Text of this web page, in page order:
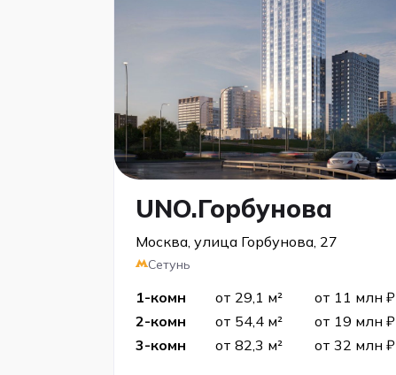
UNO.Горбунова
Москва, улица Горбунова, 27
Сетунь
1-комн от 29,1 м²
от 11 млн ₽
2-комн
от 54,4 м²
от 19 млн ₽
3-комн
от 82,3 м² от 32 млн ₽